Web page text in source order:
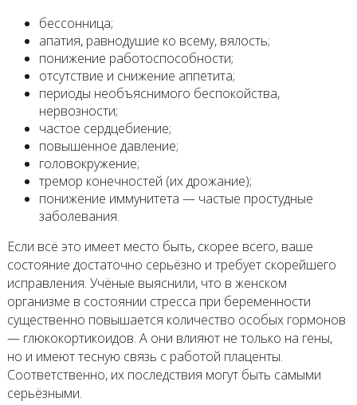
бессонница;
апатия, равнодушие ко всему, вялость;
понижение работоспособности;
отсутствие и снижение аппетита;
периоды необъяснимого беспокойства,
нервозности;
частое сердцебиение;
повышенное давление;
головокружение;
тремор конечностей (их дрожание);
понижение иммунитета — частые простудные
заболевания.
Если всё это имеет место быть, скорее всего, ваше
состояние достаточно серьёзно и требует скорейшего
исправления. Учёные выяснили, что в женском
организме в состоянии стресса при беременности
существенно повышается количество особых гормонов
— глюкокортикоидов. А они влияют не только на гены,
но и имеют тесную связь с работой плаценты.
Соответственно, их последствия могут быть самыми
серьёзными.